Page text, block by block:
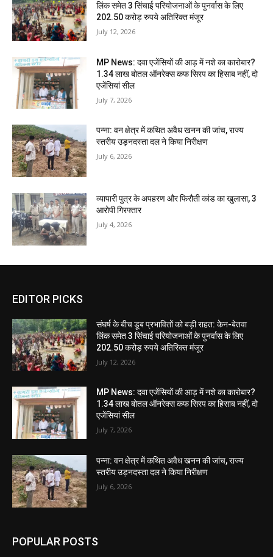
लिंक समेत 3 सिंचाई परियोजनाओं के पुनर्वास के लिए
202.50 करोड़ रुपये अतिरिक्त मंजूर
July 12, 2026
MP News: दवा एजेंसियों की आड़ में नशे का कारोबार?
1.34 लाख बोतल ऑनरेक्स कफ सिरप का हिसाब नहीं, दो
एजेंसियां सील
July 7, 2026
पन्ना: वन क्षेत्र में कथित अवैध खनन की जांच, राज्य
स्तरीय उड़नदस्ता दल ने किया निरीक्षण
July 6, 2026
व्यापारी पुत्र के अपहरण और फिरौती कांड का खुलासा, 3
आरोपी गिरफ्तार
July 4, 2026
EDITOR PICKS
संघर्ष के बीच डूब प्रभावितों को बड़ी राहत: केन-बेतवा
लिंक समेत 3 सिंचाई परियोजनाओं के पुनर्वास के लिए
202.50 करोड़ रुपये अतिरिक्त मंजूर
July 12, 2026
MP News: दवा एजेंसियों की आड़ में नशे का कारोबार?
1.34 लाख बोतल ऑनरेक्स कफ सिरप का हिसाब नहीं, दो
एजेंसियां सील
July 7, 2026
पन्ना: वन क्षेत्र में कथित अवैध खनन की जांच, राज्य
स्तरीय उड़नदस्ता दल ने किया निरीक्षण
July 6, 2026
POPULAR POSTS